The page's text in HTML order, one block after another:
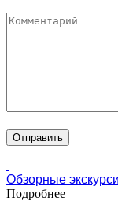
Обзорные
Подробнее